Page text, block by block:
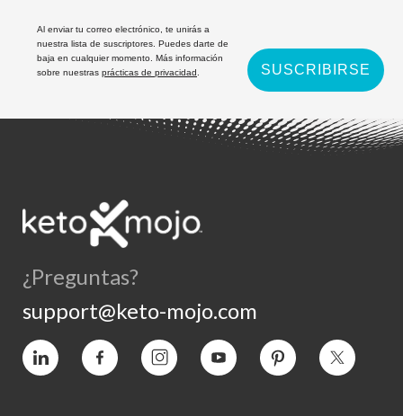
Al enviar tu correo electrónico, te unirás a
nuestra lista de suscriptores. Puedes darte de
baja en cualquier momento. Más información
sobre nuestras prácticas de privacidad SUSCRIBIRSE
¿Preguntas?
support@keto-mojo.com
Vimeo Facebook InstagramYouTube Pinterest Twitter